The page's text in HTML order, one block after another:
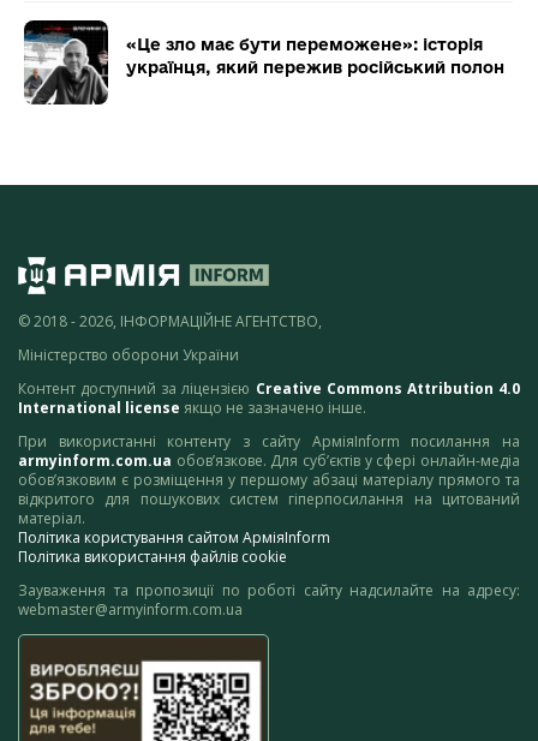
«Це зло має бути переможене»: історія
українця, який пережив російський полон
© 2018 - 2026, ІНФОРМАЦІЙНЕ АГЕНТСТВО,
Міністерство оборони України
Контент доступний за ліцензією Creative Commons Attribution 4.0
International license якщо не зазначено інше.
При використанні контенту з сайту АрміяInform посилання на
armyinform.com.ua обов’язкове. Для суб’єктів у сфері онлайн-медіа
обов’язковим є розміщення у першому абзаці матеріалу прямого та
відкритого для пошукових систем гіперпосилання на цитований
матеріал.
Політика користування сайтом АрміяInform
Політика використання файлів cookie
Зауваження та пропозиції по роботі сайту надсилайте на адресу:
webmaster@armyinform.com.ua